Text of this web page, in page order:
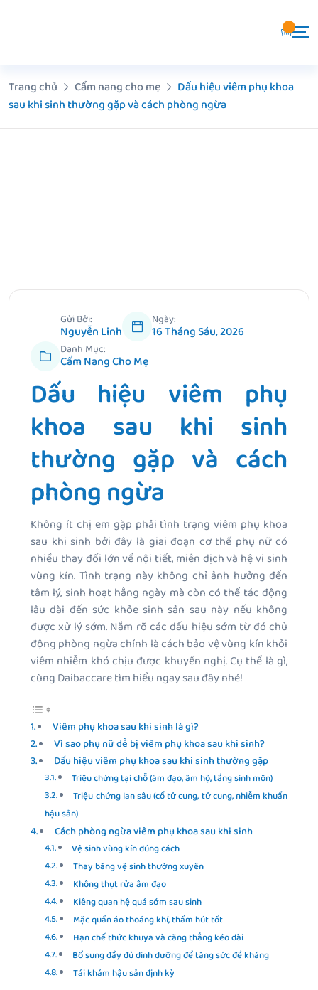
Trang chủ
Cẩm nang cho mẹ
Dấu hiệu viêm phụ khoa
sau khi sinh thường gặp và cách phòng ngừa
Gửi Bởi:
Nguyễn Linh
Ngày:
16 Tháng Sáu, 2026
Danh Mục:
Cẩm Nang Cho Mẹ
Dấu hiệu viêm phụ
khoa sau khi sinh
thường gặp và cách
phòng ngừa
Không ít chị em gặp phải tình trạngviêm phụ khoa
sau khi sinh bởi đây là giai đoạn cơ thể phụ nữ có
nhiều thay đổi lớn về nội tiết, miễn dịch và hệ vi sinh
vùng kín. Tình trạng này không chỉ ảnh hưởng đến
tâm lý, sinh hoạt hằng ngày mà còn có thể tác động
lâu dài đến sức khỏe sinh sản sau này nếu không
được xử lý sớm. Nắm rõ các dấu hiệu sớm từ đó chủ
động phòng ngừa chính là cách bảo vệ vùng kín khỏi
viêm nhiễm khó chịu được khuyến nghị. Cụ thể là gì,
cùng Daibaccare tìm hiểu ngay sau đây nhé!
Viêm phụ khoa sau khi sinh là gì?
Vì sao phụ nữ dễ bị viêm phụ khoa sau khi sinh?
Dấu hiệu viêm phụ khoa sau khi sinh thường gặp
Triệu chứng tại chỗ (âm đạo, âm hộ, tầng sinh môn)
Triệu chứng lan sâu (cổ tử cung, tử cung, nhiễm khuẩn
hậu sản)
Cách phòng ngừa viêm phụ khoa sau khi sinh
Vệ sinh vùng kín đúng cách
Thay băng vệ sinh thường xuyên
Không thụt rửa âm đạo
Kiêng quan hệ quá sớm sau sinh
Mặc quần áo thoáng khí, thấm hút tốt
Hạn chế thức khuya và căng thẳng kéo dài
Bổ sung đầy đủ dinh dưỡng để tăng sức đề kháng
Tái khám hậu sản định kỳ